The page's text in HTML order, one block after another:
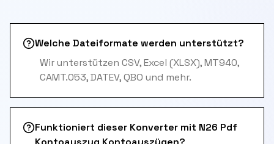
Welche Dateiformate werden unterstützt?
Wir unterstützen CSV, Excel (XLSX), MT940,
CAMT.053, DATEV, QBO und mehr.
Funktioniert dieser Konverter mit N26 Pdf